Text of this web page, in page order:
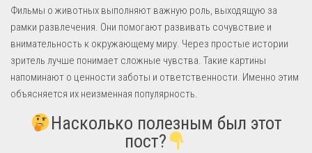
Фильмы о животных выполняют важную роль, выходящую за
рамки развлечения. Они помогают развивать сочувствие и
внимательность к окружающему миру. Через простые истории
зритель лучше понимает сложные чувства. Такие картины
напоминают о ценности заботы и ответственности. Именно этим
объясняется их неизменная популярность.
Насколько полезным был этот
пост?